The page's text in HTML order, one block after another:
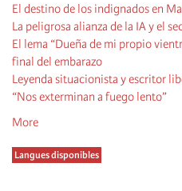
El destino de los indignados en
La peligrosa alianza de la IA y el
El lema “Dueña de mi propio
final del embarazo
Leyenda situacionista y escritor
“Nos exterminan a fuego lento”
More
Langues disponibles